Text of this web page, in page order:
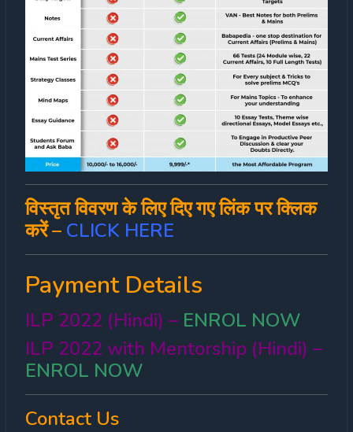
विस्तृत विवरण के लिए दिए गए लिंक पर क्लिक
करें – CLICK HERE
Payment Details
ILP 2022 (Hindi) – ENROL NOW
ILP 2022 with Mentorship (Hindi) –
ENROL NOW
Contact Us